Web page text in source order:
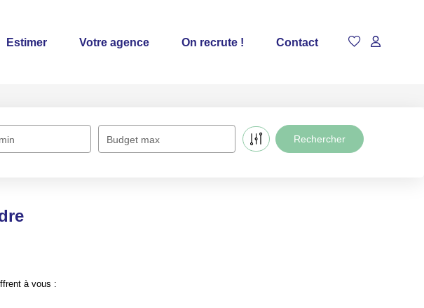
Estimer Votre agence On recrute ! Contact
Budget max
à vous :